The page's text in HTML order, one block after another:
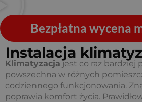
Bezpłatna wycena
Instalacja
Klimatyzacjajest co raz bardziej
powszechna w różnych
codziennego funkcjonowania.
poprawia komfort życia.